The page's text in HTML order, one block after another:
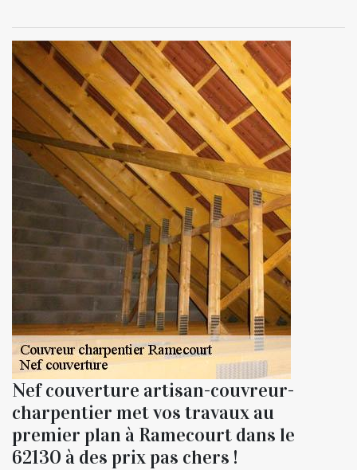
Nef couverture artisan-couvreur-
charpentier met vos travaux au
premier plan à Ramecourt dans le
62130 à des prix pas chers !